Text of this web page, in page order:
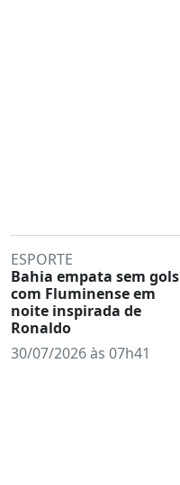
ESPORTE
Bahia empata sem gols
com Fluminense em
noite inspirada de
Ronaldo
30/07/2026 às 07h41